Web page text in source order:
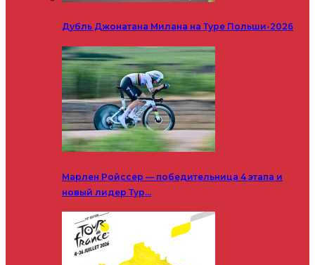
Дубль Джонатана Милана на Туре Польши-2026
Марлен Ройссер — победительница 4 этапа и
новый лидер Тур…